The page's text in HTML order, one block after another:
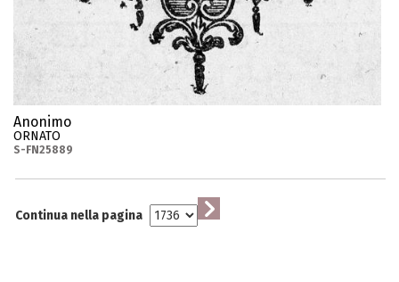
Anonimo
ORNATO
S-FN25889
Continua nella pagina